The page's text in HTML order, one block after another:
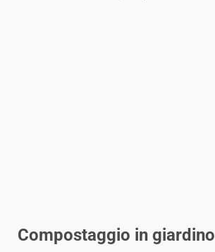
Compostaggio in giardino